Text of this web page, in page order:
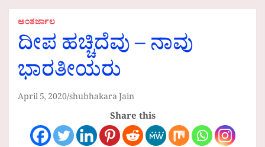
ಅಂತರ್ಜಾಲ
ದೀಪ ಹಚ್ಚಿದೆವು – ನಾವು
ಭಾರತೀಯರು
April 5, 2020shubhakara Jain
Share this